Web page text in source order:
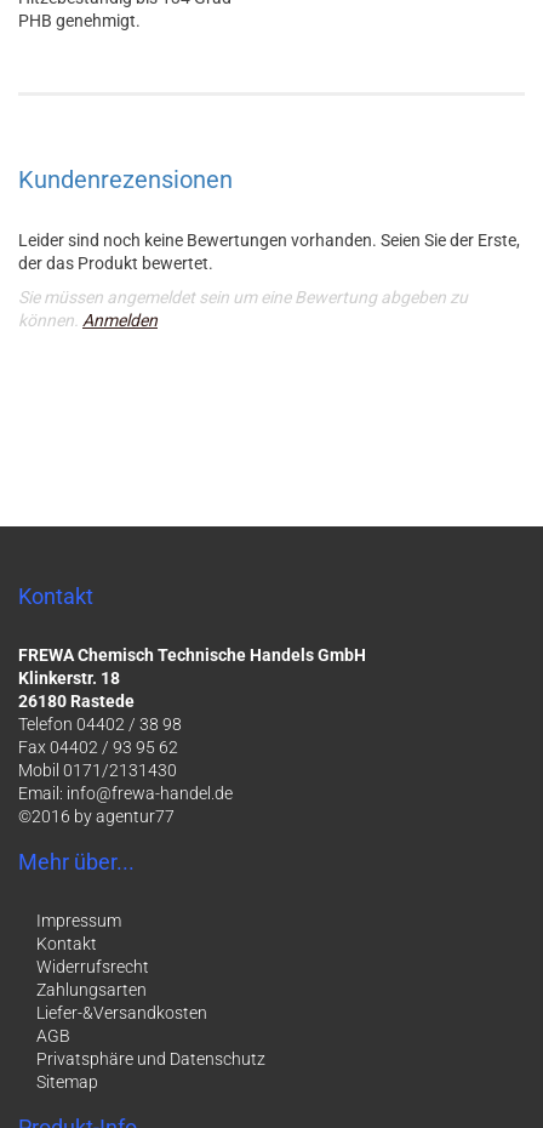
PHB genehmigt.
Kundenrezensionen
Leider sind noch keine Bewertungen vorhanden. Seien Sie der Erste,
der das Produkt bewertet.
Sie müssen angemeldet sein um eine Bewertung abgeben zu
können. Anmelden
Kontakt
FREWA Chemisch Technische Handels GmbH
Klinkerstr. 18
26180 Rastede
Telefon 04402 / 38 98
Fax 04402 / 93 95 62
Mobil 0171/2131430
Email: info@frewa-handel.de
©2016 byagentur77
Mehr über...
Impressum
Kontakt
Widerrufsrecht
Zahlungsarten
Liefer-&Versandkosten
AGB
Privatsphäre und Datenschutz
Sitemap